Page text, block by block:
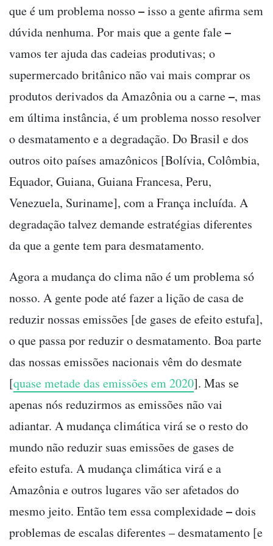
que é um problema nosso–isso a gente afirma sem
dúvida nenhuma. Por mais que a gente fale–
vamos ter ajuda das cadeias produtivas; o
supermercado britânico não vai mais comprar os
produtos derivados da Amazônia ou a carne–, mas
em última instância, é um problema nosso resolver
o desmatamento e a degradação. Do Brasil e dos
outros oito países amazônicos [Bolívia, Colômbia,
Equador, Guiana, Guiana Francesa, Peru,
Venezuela, Suriname], com a França incluída. A
degradação talvez demande estratégias diferentes
da que a gente tem para desmatamento.
Agora a mudança do clima não é um problema só
nosso. A gente pode até fazer a lição de casa de
reduzir nossas emissões [de gases de efeito estufa],
o que passa por reduzir o desmatamento. Boa parte
das nossas emissões nacionais vêm do desmate
[quase metade das emissões em 2020]. Mas se
apenas nós reduzirmos as emissões não vai
adiantar. A mudança climática virá se o resto do
mundo não reduzir suas emissões de gases de
efeito estufa. A mudança climática virá e a
Amazônia e outros lugares vão ser afetados do
mesmo jeito. Então tem essa complexidade–dois
problemas de escalas diferentes – desmatamento [e